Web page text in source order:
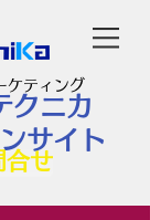
合せ
クニカ
ケティング
サイト